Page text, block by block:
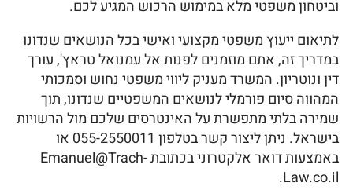
וביטחון משפטי מלא במימוש הרכוש המגיע לכם.
לתיאום ייעוץ משפטי מקצועי ואישי בכל הנושאים שנדונו
במדריך זה, אתם מוזמנים לפנות אל עמנואל טראץ', עורך
דין ונוטריון. המשרד מעניק ליווי משפטי נחוש וסמכותי
המהווה סיום פורמלי לנושאים המשפטיים שנדונו, תוך
שמירה בלתי מתפשרת על האינטרסים שלכם מול הרשויות
בישראל. ניתן ליצור קשר בטלפון 055-2550011 או
באמצעות דואר אלקטרוני בכתובת Emanuel@Trach-
Law.co.il.